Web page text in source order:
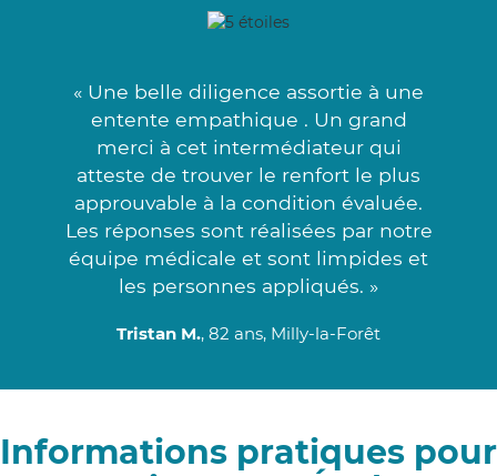
« Une belle diligence assortie à une
entente empathique . Un grand
merci à cet intermédiateur qui
atteste de trouver le renfort le plus
approuvable à la condition évaluée.
Les réponses sont réalisées par notre
équipe médicale et sont limpides et
les personnes appliqués. »
Tristan M., 82 ans, Milly-la-Forêt
Informations pratiques pour